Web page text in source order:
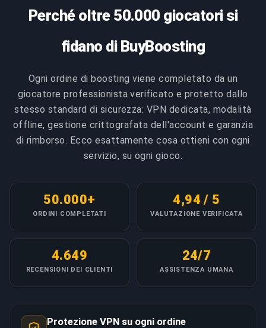
Perché oltre 50.000 giocatori si
fidano di BuyBoosting
Ogni ordine di boosting viene completato da un
giocatore professionista verificato e protetto dallo
stesso standard di sicurezza: VPN dedicata, modalità
offline, gestione crittografata dell'account e garanzia
di rimborso. Ecco esattamente cosa ottieni con ogni
servizio, su ogni gioco.
ORDINI COMPLETATI
50.000+
VALUTAZIONE VERIFICATA
4,94 / 5
RECENSIONI DEI CLIENTI
4.649
ASSISTENZA UMANA
24/7
Protezione VPN su ogni ordine